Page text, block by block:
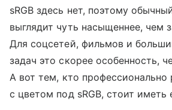
sRGB здесь нет, поэтому
выглядит чуть насыщеннее, чем
Для соцсетей, фильмов и
задач это скорее особенность,
А вот тем, кто профессионально
с цветом под sRGB, стоит иметь